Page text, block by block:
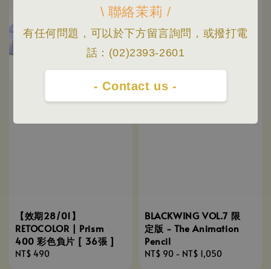
\ 聯絡茉莉 /
有任何問題，可以於下方留言詢問，或撥打電
話：(02)2393-2601
- Contact us -
【效期28/01】
RETOCOLOR | Prism
400 彩色負片 [ 36張 ]
Regular
NT$ 490
BLACKWING VOL.7 限
定版 - The Animation
Pencil
Regular
NT$ 90 - NT$ 1,050